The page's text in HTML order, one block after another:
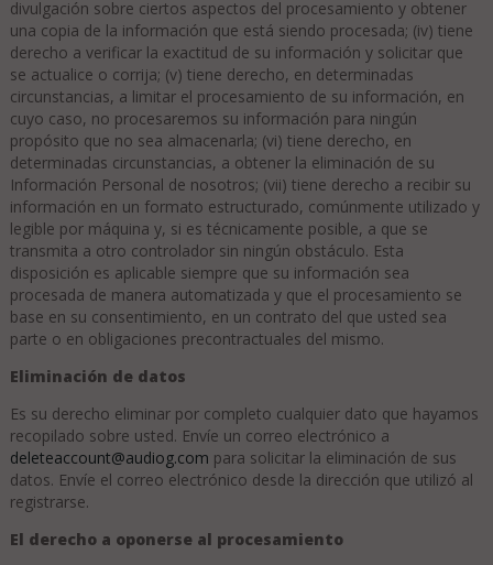
divulgación sobre ciertos aspectos del procesamiento y obtener
una copia de la información que está siendo procesada; (iv) tiene
derecho a verificar la exactitud de su información y solicitar que
se actualice o corrija; (v) tiene derecho, en determinadas
circunstancias, a limitar el procesamiento de su información, en
cuyo caso, no procesaremos su información para ningún
propósito que no sea almacenarla; (vi) tiene derecho, en
determinadas circunstancias, a obtener la eliminación de su
Información Personal de nosotros; (vii) tiene derecho a recibir su
información en un formato estructurado, comúnmente utilizado y
legible por máquina y, si es técnicamente posible, a que se
transmita a otro controlador sin ningún obstáculo. Esta
disposición es aplicable siempre que su información sea
procesada de manera automatizada y que el procesamiento se
base en su consentimiento, en un contrato del que usted sea
parte o en obligaciones precontractuales del mismo.
Eliminación de datos
Es su derecho eliminar por completo cualquier dato que hayamos
recopilado sobre usted. Envíe un correo electrónico a
deleteaccount@audiog.com para solicitar la eliminación de sus
datos. Envíe el correo electrónico desde la dirección que utilizó al
registrarse.
El derecho a oponerse al procesamiento